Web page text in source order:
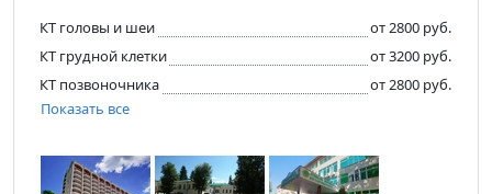
КТ головы и шеи
от 2800 руб.
КТ грудной клетки
от 3200 руб.
КТ позвоночника
от 2800 руб.
Показать все